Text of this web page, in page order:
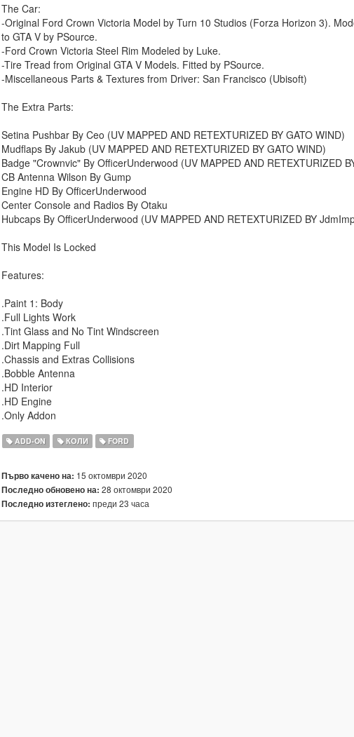
The Car:
-Original Ford Crown Victoria Model by Turn 10 Studios (Forza Horizon 3).
to GTA V by PSource.
-Ford Crown Victoria Steel Rim Modeled by Luke.
-Tire Tread from Original GTA V Models. Fitted by PSource.
-Miscellaneous Parts & Textures from Driver: San Francisco (Ubisoft)
The Extra Parts:
Setina Pushbar By Ceo (UV MAPPED AND RETEXTURIZED BY GATO WIND)
Mudflaps By Jakub (UV MAPPED AND RETEXTURIZED BY GATO WIND)
Badge "Crownvic" By OfficerUnderwood (UV MAPPED AND RETEXTURIZED
CB Antenna Wilson By Gump
Engine HD By OfficerUnderwood
Center Console and Radios By Otaku
Hubcaps By OfficerUnderwood (UV MAPPED AND RETEXTURIZED BY
This Model Is Locked
Features:
.Paint 1: Body
.Full Lights Work
.Tint Glass and No Tint Windscreen
.Dirt Mapping Full
.Chassis and Extras Collisions
.Bobble Antenna
.HD Interior
.HD Engine
.Only Addon
ADD-ON КОЛИ FORD
Първо качено на: 15 октомври 2020
Последно обновено на: 28 октомври 2020
Последно изтеглено: преди 23 часа